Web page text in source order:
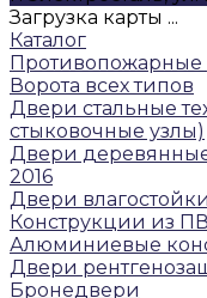
Загрузка карты ...
Каталог
Ворота всех типов
Двери стальные
стыковочные узлы)
Двери
2016
Двери
Конструкции из
Алюминиевые
Двери
Бронедвери